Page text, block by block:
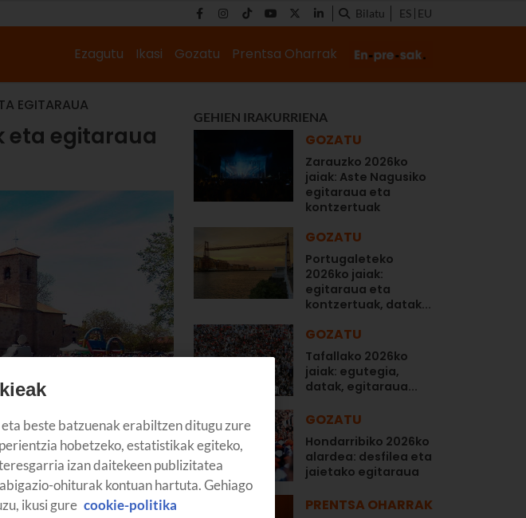
Bilatu ES EU
Ezagutu Ikasi Gozatu Prentsa Oharrak
EGITARAUA
eta egitaraua
GEHIEN IRAKURRIENA
GOZATU
Zarauzko 2026ko
jaiak: Aste Nagusiko
egitaraua eta
kontzertuak
GOZATU
Portugaleteko
2026ko jaiak:
egitaraua eta
kontzertuak, datak...
GOZATU
Tafallako 2026ko
jaiak: egutegia,
datak, egitaraua...
GOZATU
Hondarribiko 2026ko
alardea: desfilea eta
jaietako egitaraua
PRENTSA OHARRAK
beste batzuenak erabiltzen ditugu zure
hobetzeko, estatistikak egiteko,
izan daitekeen publizitatea
ohiturak kontuan hartuta. Gehiago
ikusi gure cookie-politika